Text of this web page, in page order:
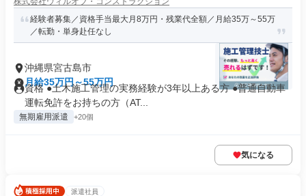
経験者募集／資格手当最大月8万円・残業代全額／月給35万～55万
／転勤・単身赴任なし
沖縄県宮古島市
月給35万円～55万円
資格 ●土木施工管理の実務経験が3年以上ある方 ●普通自動車
運転免許をお持ちの方（AT...
無期雇用派遣 +20個
気になる
派遣社員